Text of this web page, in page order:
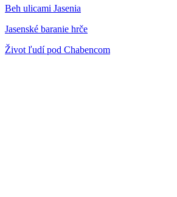
Beh ulicami Jasenia
Jasenské baranie hrče
Život ľudí pod Chabencom